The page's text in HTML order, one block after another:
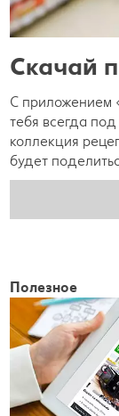
Скачай
С приложением
тебя всегда
коллекция
будет
Полезное